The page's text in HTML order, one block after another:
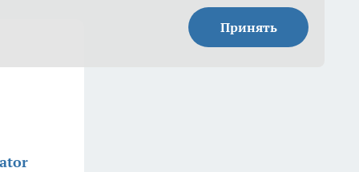
Принять